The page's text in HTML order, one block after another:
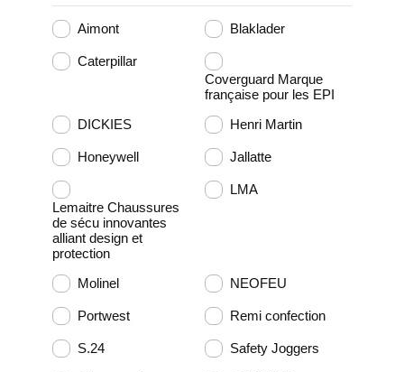
Aimont Blaklader
Caterpillar
Coverguard Marque
française pour les EPI
DICKIES
Henri Martin
Honeywell Jallatte
Lemaitre Chaussures
de sécu innovantes
alliant design et
protection
LMA
Molinel NEOFEU
Portwest Remi confection
S.24 Safety Joggers